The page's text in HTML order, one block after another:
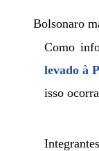
Bolsonaro
Como
levado à
isso